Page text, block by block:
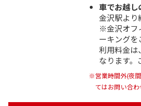
車でお越し
金沢駅より
※金沢オフ
ーキング
利用料金は
なります。
※営業時間外(夜
てはお問い合わ